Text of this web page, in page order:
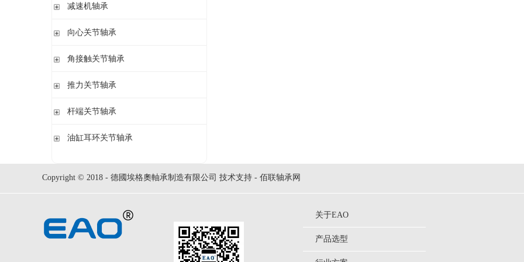
立式轴承座LOE,剖分用于圆柱孔调心滚子轴承
立式轴承座LOE,剖分适用于带紧定套的圆锥孔调心滚子轴承
立式轴承座BND,非剖分适用于调心滚子轴承
带法兰的轴承座F5,非剖分用于带紧定套的圆锥孔轴承
锁紧螺母
止动垫圈
止动卡板
减速机轴承
无外圈满装圆柱滚子轴承 RSL系列
外球面满滚子轴承 SL05,SL06 系列
双列满装圆柱滚子轴承 SL1849系列
单列满装圆柱滚子轴承 SL1830 系列
向心关节轴承
向心关节轴承
角接触关节轴承
角接触关节轴承
推力关节轴承
推力关节轴承
杆端关节轴承
杆端关节轴承
油缸耳环关节轴承
Copyright © 2018 - 德國埃格奧軸承制造有限公司 技术支持 - 佰联轴承网
关于EAO
产品选型